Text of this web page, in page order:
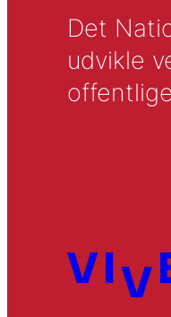
Det
udvikle